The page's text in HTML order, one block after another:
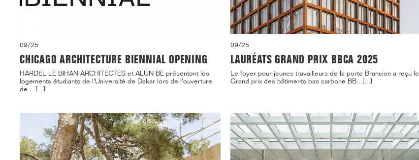
09/25
CHICAGO ARCHITECTURE BIENNIAL OPENING
HARDEL LE BIHAN ARCHITECTES et ALUN BE présentent les
logements étudiants de l'Université de Dakar lors de l'ouverture
de ...[...]
09/25
LAURÉATS GRAND PRIX BBCA 2025
Le foyer pour jeunes travailleurs de la porte Brancion a reçu le
Grand prix des bâtiments bas carbone BB...[...]